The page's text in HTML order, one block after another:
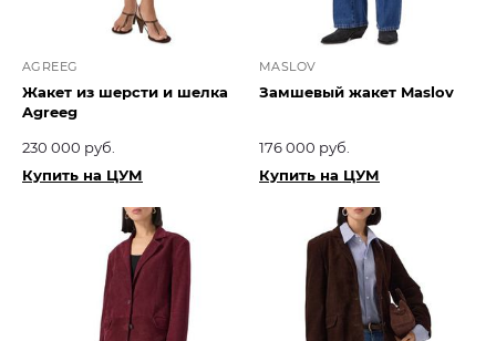
AGREEG
Жакет из шерсти и шелка
Agreeg
230 000 руб.
Купить на ЦУМ
MASLOV
Замшевый жакет Maslov
176 000 руб.
Купить на ЦУМ